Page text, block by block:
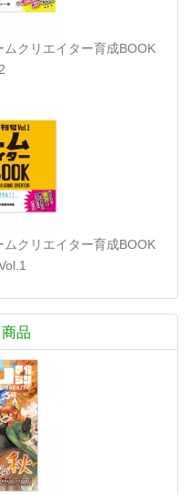
クリエイター育成BOOK
クリエイター育成BOOK
品